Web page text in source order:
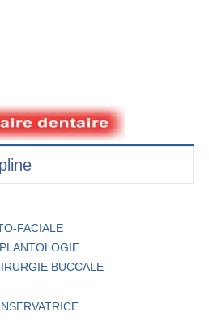
FACIALE
BUCCALE